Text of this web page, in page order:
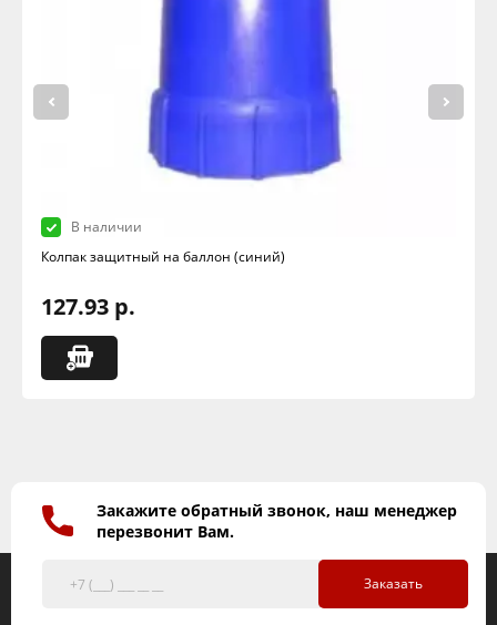
В наличии
Колпак защитный на баллон (синий)
127.93 р.
Закажите обратный звонок, наш менеджер
перезвонит Вам.
Заказать